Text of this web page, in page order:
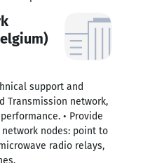
support and
Transmission network,
• Provide
nodes: point to
radio relays,